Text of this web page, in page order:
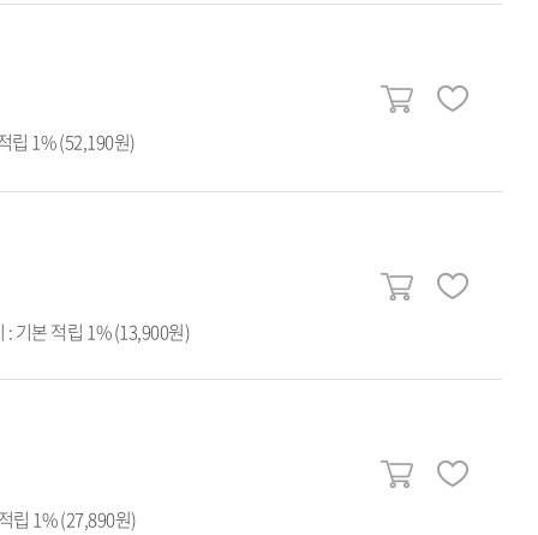
립 1% (52,190원)
: 기본 적립 1% (13,900원)
립 1% (27,890원)